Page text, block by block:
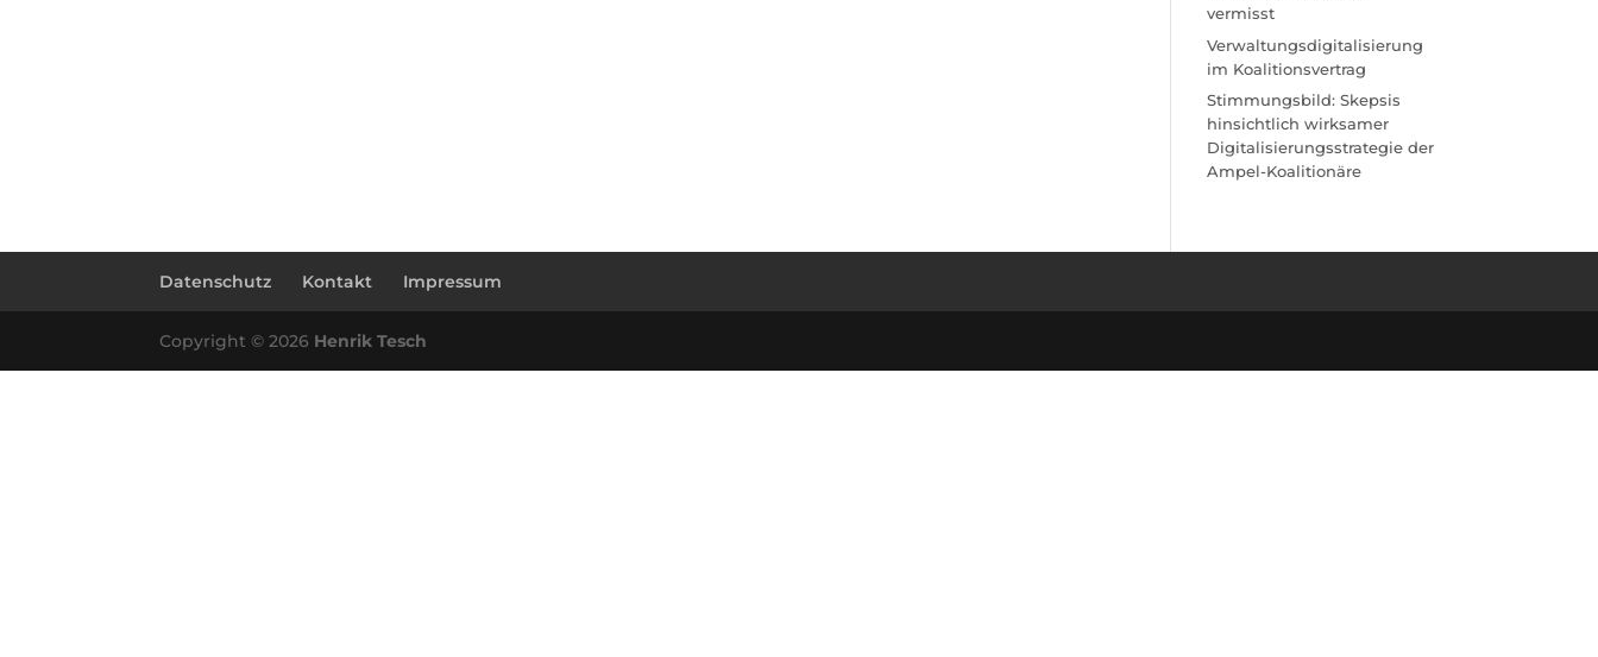
vermisst
Verwaltungsdigitalisierung
im Koalitionsvertrag
Stimmungsbild: Skepsis
hinsichtlich wirksamer
Digitalisierungsstrategie der
Ampel-Koalitionäre
Datenschutz Kontakt Impressum
Copyright © 2026 Henrik Tesch